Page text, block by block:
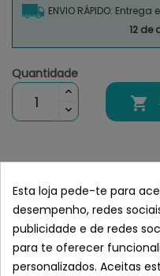
ENVIO RÁPIDO:
12 de
Quantidade

Semelhante a
Life Cat Adult
Esta loja pede-te para
desempenho, redes
publicidade e de redes
para te oferecer
personalizados. Aceitas